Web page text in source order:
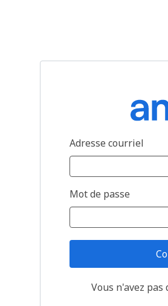
Adresse courriel
Mot de passe
Vous n'avez pas